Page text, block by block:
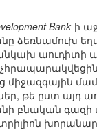
Bank-ի
ձեռնամուխ
աուդիտի
թե ըստ այդ
բնական